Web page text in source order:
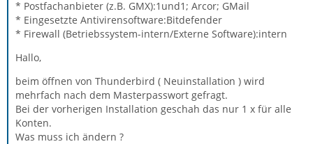
* Postfachanbieter (z.B. GMX):1und1; Arcor; GMail
* Eingesetzte Antivirensoftware:Bitdefender
* Firewall (Betriebssystem-intern/Externe Software):intern
Hallo,
beim öffnen von Thunderbird ( Neuinstallation ) wird
mehrfach nach dem Masterpasswort gefragt.
Bei der vorherigen Installation geschah das nur 1 x für alle
Konten.
Was muss ich ändern ?